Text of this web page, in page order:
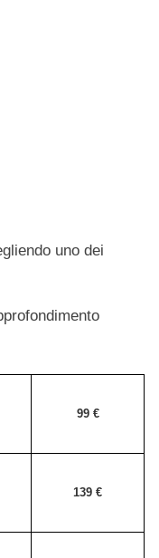
uno dei
99 €
139 €